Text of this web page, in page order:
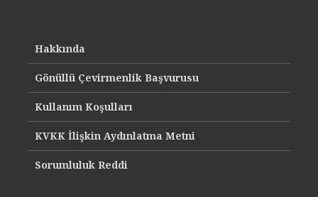
Hakkında
Gönüllü Çevirmenlik Başvurusu
Kullanım Koşulları
KVKK İlişkin Aydınlatma Metni
Sorumluluk Reddi